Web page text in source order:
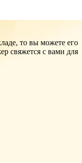
то вы можете его
свяжется с вами для